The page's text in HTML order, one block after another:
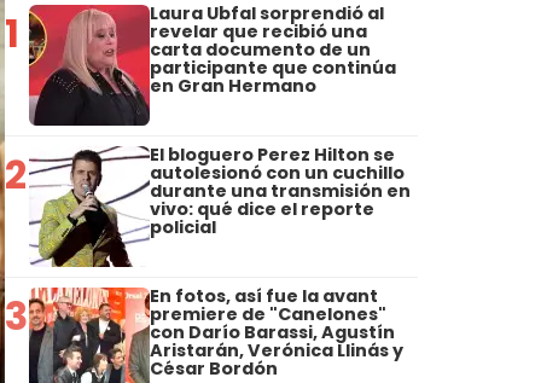
1 Laura Ubfal sorprendió al
revelar que recibió una
carta documento de un
participante que continúa
en Gran Hermano
2 El bloguero Perez Hilton se
autolesionó con un cuchillo
durante una transmisión en
vivo: qué dice el reporte
policial
3 En fotos, así fue la avant
premiere de "Canelones"
con Darío Barassi, Agustín
Aristarán, Verónica Llinás y
César Bordón